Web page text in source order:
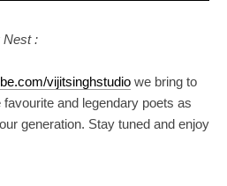
Nest :
vijitsinghstudio we bring to
and legendary poets as
generation. Stay tuned and enjoy